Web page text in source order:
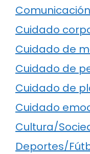
Cuidado
Cuidado de
Cuidado de
Cuidado de
Cuidado
Cultura/
Deportes/